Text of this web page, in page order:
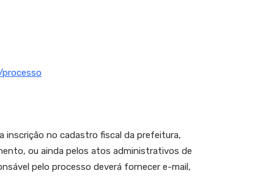
inscrição no cadastro fiscal da prefeitura,
ou ainda pelos atos administrativos de
pelo processo deverá fornecer e-mail,